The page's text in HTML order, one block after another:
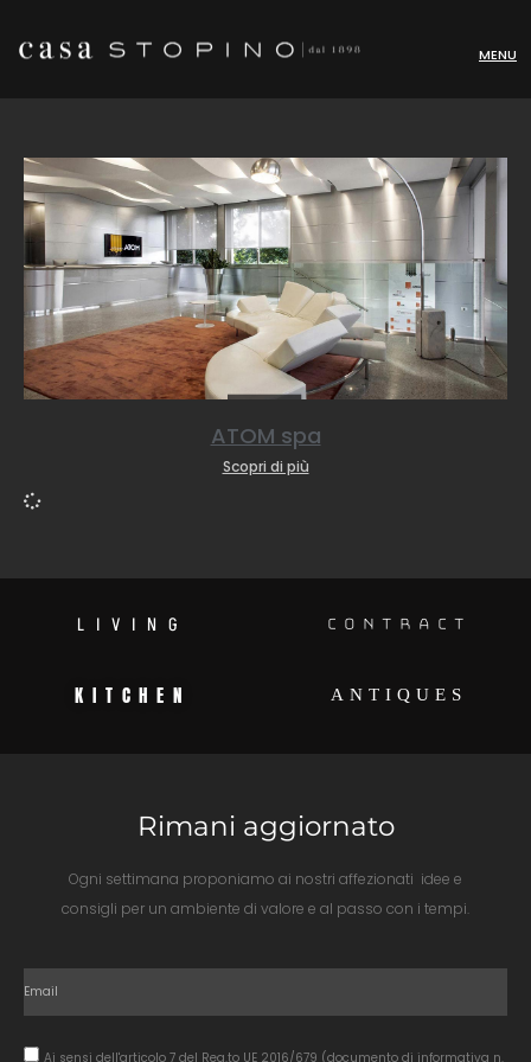
MENU
ATOM spa
Scopri di più
LIVING CONTRACT
KITCHEN ANTIQUES
Rimani aggiornato
Ogni settimana proponiamo ai nostri affezionati idee e
consigli per un ambiente di valore e al passo con i tempi.
Ai sensi dell'articolo 7 del Reg.to UE 2016/679 (documento di informativa n.